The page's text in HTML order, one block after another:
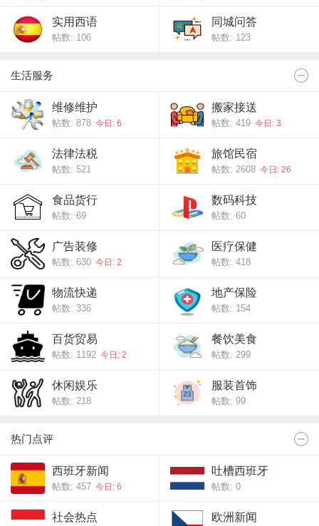
实用西语
帖数: 106
同城问答
帖数: 123
生活服务
维修维护
帖数: 878 今日: 6
搬家接送
帖数: 419 今日: 3
法律法税
帖数: 521
旅馆民宿
帖数: 2608 今日: 26
食品货行
帖数: 69
数码科技
帖数: 60
广告装修
帖数: 630 今日: 2
医疗保健
帖数: 418
物流快递
帖数: 336
地产保险
帖数: 154
百货贸易
帖数: 1192 今日: 2
餐饮美食
帖数: 299
休闲娱乐
帖数: 218
服装首饰
帖数: 99
热门点评
西班牙新闻
帖数: 457 今日: 6
吐槽西班牙
帖数: 0
社会热点 欧洲新闻